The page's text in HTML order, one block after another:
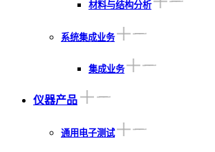
材料与结构分析
系统集成业务
集成业务
仪器产品
通用电子测试